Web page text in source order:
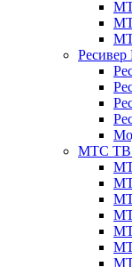
МТС ТВ